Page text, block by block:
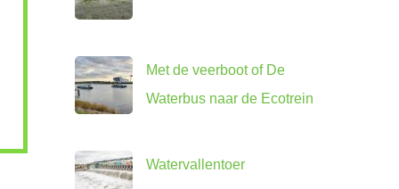
Met de veerboot of De
Waterbus naar de Ecotrein
Watervallentoer